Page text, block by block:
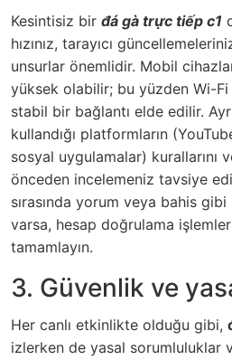
Kesintisiz bir đá gà trực tiếp c1
hızınız, tarayıcı
unsurlar önemlidir. Mobil
yüksek olabilir; bu yüzden Wi-
stabil bir bağlantı elde edilir.
kullandığı platformların
sosyal uygulamalar) kurallarını
önceden incelemeniz tavsiye
sırasında yorum veya bahis
varsa, hesap doğrulama
tamamlayın.
3. Güvenlik ve
Her canlı etkinlikte olduğu gibi,
izlerken de yasal sorumluluklar